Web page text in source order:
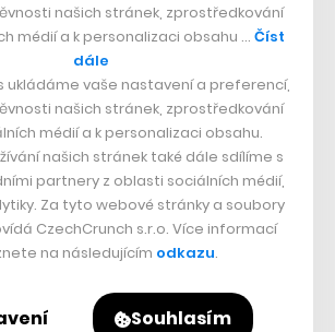
cimrmanovská cyklostezka či jeho
našich stránek, zprostředkování
médií a k personalizaci obsahu … Číst
dále
ukládáme vaše nastavení a preferencí,
našich stránek, zprostředkování
médií a k personalizaci obsahu.
našich stránek také dále sdílíme s
partnery z oblasti sociálních médií,
Za tyto webové stránky a soubory
CzechCrunch s.r.o. Více informací
na následujícím odkazu.
Souhlasím